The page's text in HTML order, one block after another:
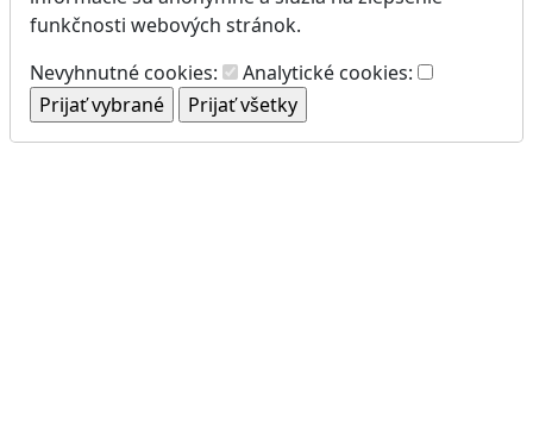
funkčnosti webových stránok.
Nevyhnutné cookies:
Analytické cookies: